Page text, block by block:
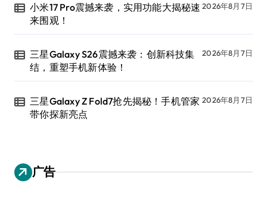
小米17 Pro震撼来袭，实用功能大揭秘速
来围观！
2026年8月7日
三星Galaxy S26震撼来袭：创新科技集
结，重塑手机新体验！
2026年8月7日
三星Galaxy Z Fold7抢先揭秘！手机管家
带你探新亮点
2026年8月7日
广告